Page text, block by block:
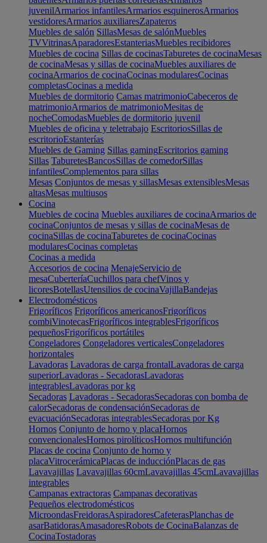
juvenilArmarios infantilesArmarios esquinerosArmarios
vestidoresArmarios auxiliaresZapateros
Muebles de salón SillasMesas de salónMuebles
TVVitrinasAparadoresEstanteriasMuebles recibidores
Muebles de cocina Sillas de cocinasTaburetes de cocinaMesas
de cocinaMesas y sillas de cocinaMuebles auxiliares de
cocinaArmarios de cocinaCocinas modularesCocinas
completasCocinas a medida
Muebles de dormitorio Camas matrimonioCabeceros de
matrimonioArmarios de matrimonioMesitas de
nocheComodasMuebles de dormitorio juvenil
Muebles de oficina y teletrabajo EscritoriosSillas de
escritorioEstanterías
Muebles de Gaming Sillas gamingEscritorios gaming
Sillas TaburetesBancosSillas de comedorSillas
infantilesComplementos para sillas
Mesas Conjuntos de mesas y sillasMesas extensiblesMesas
altasMesas multiusos
Cocina
Muebles de cocina Muebles auxiliares de cocinaArmarios de
cocinaConjuntos de mesas y sillas de cocinaMesas de
cocinaSillas de cocinaTaburetes de cocinaCocinas
modularesCocinas completas
Cocinas a medida
Accesorios de cocina MenajeServicio de
mesaCuberteríaCuchillos para chefVinos y
licoresBotellasUtensilios de cocinaVajillaBandejas
Electrodomésticos
Frigoríficos Frigoríficos americanosFrigoríficos
combiVinotecasFrigoríficos integrablesFrigoríficos
pequeñosFrigoríficos portátiles
Congeladores Congeladores verticalesCongeladores
horizontales
Lavadoras Lavadoras de carga frontalLavadoras de carga
superiorLavadoras - SecadorasLavadoras
integrablesLavadoras por kg
Secadoras Lavadoras - SecadorasSecadoras con bomba de
calorSecadoras de condensaciónSecadoras de
evacuaciónSecadoras integrablesSecadoras por Kg
Hornos Conjunto de horno y placaHornos
convencionalesHornos pirolíticosHornos multifunción
Placas de cocina Conjunto de horno y
placaVitrocerámicaPlacas de inducciónPlacas de gas
Lavavajillas Lavavajillas 60cmLavavajillas 45cmLavavajillas
integrables
Campanas extractoras Campanas decorativas
Pequeños electrodomésticos
MicroondasFreidorasAspiradoresCafeterasPlanchas de
asarBatidorasAmasadoresRobots de CocinaBalanzas de
CocinaTostadoras